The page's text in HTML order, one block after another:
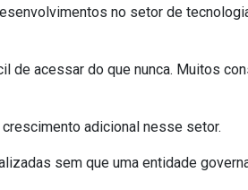
no setor de
de acessar do que nunca. Muitos
adicional nesse setor.
sem que uma entidade